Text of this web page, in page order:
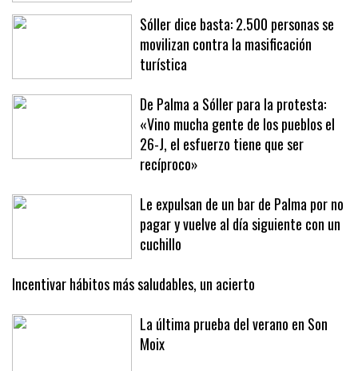
Sóller dice basta: 2.500 personas se
movilizan contra la masificación
turística
De Palma a Sóller para la protesta:
«Vino mucha gente de los pueblos el
26-J, el esfuerzo tiene que ser
recíproco»
Le expulsan de un bar de Palma por no
pagar y vuelve al día siguiente con un
cuchillo
Incentivar hábitos más saludables, un acierto
La última prueba del verano en Son